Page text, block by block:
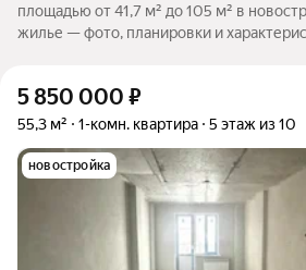
площадью от 41,7 м² до 105 м² в
жилье — фото, планировки и
5 850 000 ₽
55,3 м² 1-комн. квартира 5 этаж из 10
новостройка